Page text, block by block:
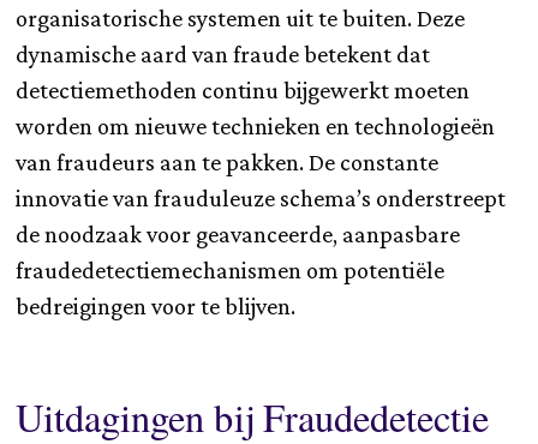
organisatorische systemen uit te buiten. Deze
dynamische aard van fraude betekent dat
detectiemethoden continu bijgewerkt moeten
worden om nieuwe technieken en technologieën
van fraudeurs aan te pakken. De constante
innovatie van frauduleuze schema’s onderstreept
de noodzaak voor geavanceerde, aanpasbare
fraudedetectiemechanismen om potentiële
bedreigingen voor te blijven.
Uitdagingen bij Fraudedetectie